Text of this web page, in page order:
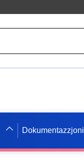
Dokumentazzjoni